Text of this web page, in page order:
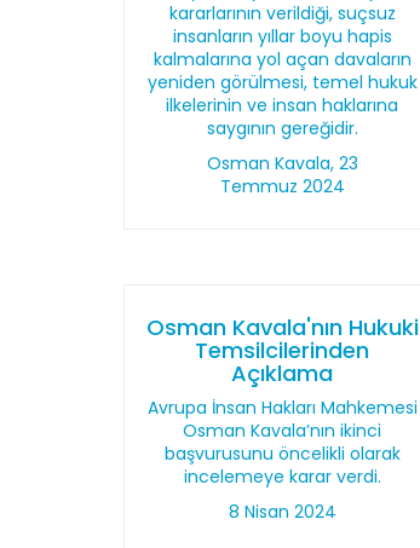
kararlarının verildiği, suçsuz
insanların yıllar boyu hapis
kalmalarına yol açan davaların
yeniden görülmesi, temel hukuk
ilkelerinin ve insan haklarına
saygının gereğidir.
Osman Kavala, 23
Temmuz 2024
Osman Kavala'nın Hukuki
Temsilcilerinden
Açıklama
Avrupa İnsan Hakları Mahkemesi
Osman Kavala’nın ikinci
başvurusunu öncelikli olarak
incelemeye karar verdi.
8 Nisan 2024